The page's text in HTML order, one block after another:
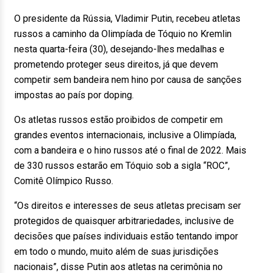
O presidente da Rússia, Vladimir Putin, recebeu atletas
russos a caminho da Olimpíada de Tóquio no Kremlin
nesta quarta-feira (30), desejando-lhes medalhas e
prometendo proteger seus direitos, já que devem
competir sem bandeira nem hino por causa de sanções
impostas ao país por doping.
Os atletas russos estão proibidos de competir em
grandes eventos internacionais, inclusive a Olimpíada,
com a bandeira e o hino russos até o final de 2022. Mais
de 330 russos estarão em Tóquio sob a sigla “ROC”,
Comitê Olímpico Russo.
“Os direitos e interesses de seus atletas precisam ser
protegidos de quaisquer arbitrariedades, inclusive de
decisões que países individuais estão tentando impor
em todo o mundo, muito além de suas jurisdições
nacionais”, disse Putin aos atletas na cerimônia no